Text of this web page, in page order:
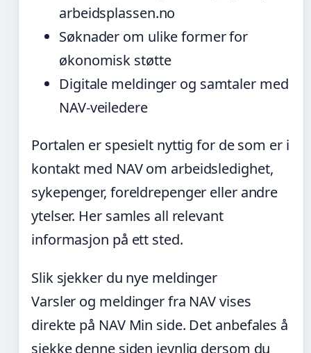
arbeidsplassen.no
Søknader om ulike former for
økonomisk støtte
Digitale meldinger og samtaler med
NAV-veiledere
Portalen er spesielt nyttig for de som er i
kontakt med NAV om arbeidsledighet,
sykepenger, foreldrepenger eller andre
ytelser. Her samles all relevant
informasjon på ett sted.
Slik sjekker du nye meldinger
Varsler og meldinger fra NAV vises
direkte på NAV Min side. Det anbefales å
sjekke denne siden jevnlig dersom du